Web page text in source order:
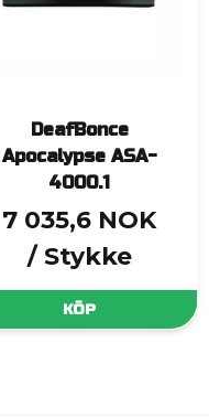
DeafBonce
Apocalypse ASA-
4000.1
7 035,6 NOK
/ Stykke
KÖP